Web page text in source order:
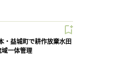
・益城町で耕作放棄水田
一体管理